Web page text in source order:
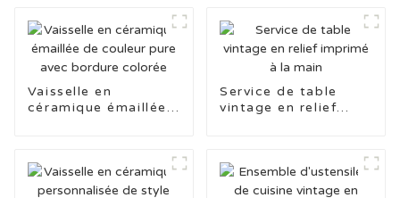
Vaisselle en
céramique émaillée
Service de table
vintage en relief